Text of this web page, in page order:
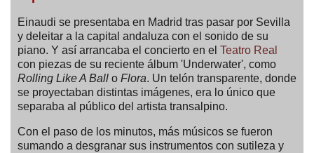
Einaudi se presentaba en Madrid tras pasar por Sevilla
y deleitar a la capital andaluza con el sonido de su
piano. Y así arrancaba el concierto en el Teatro Real
con piezas de su reciente álbum 'Underwater', como
Rolling Like A Ball o Flora. Un telón transparente, donde
se proyectaban distintas imágenes, era lo único que
separaba al público del artista transalpino.
Con el paso de los minutos, más músicos se fueron
sumando a desgranar sus instrumentos con sutileza y